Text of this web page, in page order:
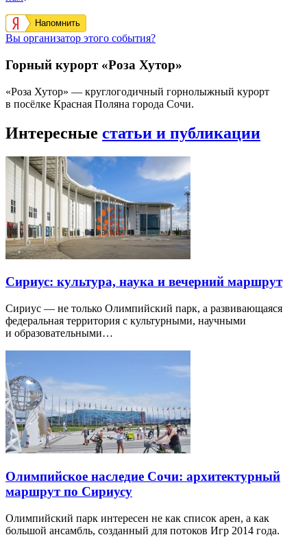
Напомнить
Вы организатор этого события?
Горный курорт «Роза Хутор»
«Роза Хутор» — круглогодичный горнолыжный курорт
в посёлке Красная Поляна города Сочи.
Интересные статьи и публикации
Сириус: культура, наука и вечерний маршрут
Сириус — не только Олимпийский парк, а развивающаяся
федеральная территория с культурными, научными
и образовательными…
Олимпийское наследие Сочи: архитектурный
маршрут по Сириусу
Олимпийский парк интересен не как список арен, а как
большой ансамбль, созданный для потоков Игр 2014 года.